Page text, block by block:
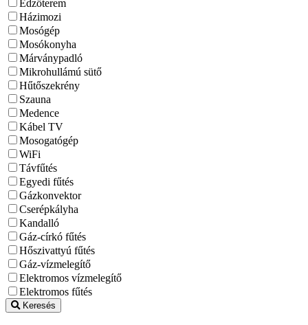
Edzőterem
Házimozi
Mosógép
Mosókonyha
Márványpadló
Mikrohullámú sütő
Hűtőszekrény
Szauna
Medence
Kábel TV
Mosogatógép
WiFi
Távfűtés
Egyedi fűtés
Gázkonvektor
Cserépkályha
Kandalló
Gáz-církó fűtés
Hőszivattyú fűtés
Gáz-vízmelegítő
Elektromos vízmelegítő
Elektromos fűtés
Keresés